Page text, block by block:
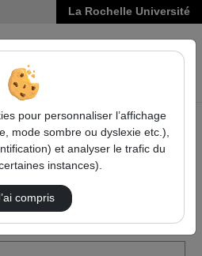
La Rochelle Université
nous
pour personnaliser l’affichage
mode sombre ou dyslexie etc.),
et analyser le trafic du
instances).
compris